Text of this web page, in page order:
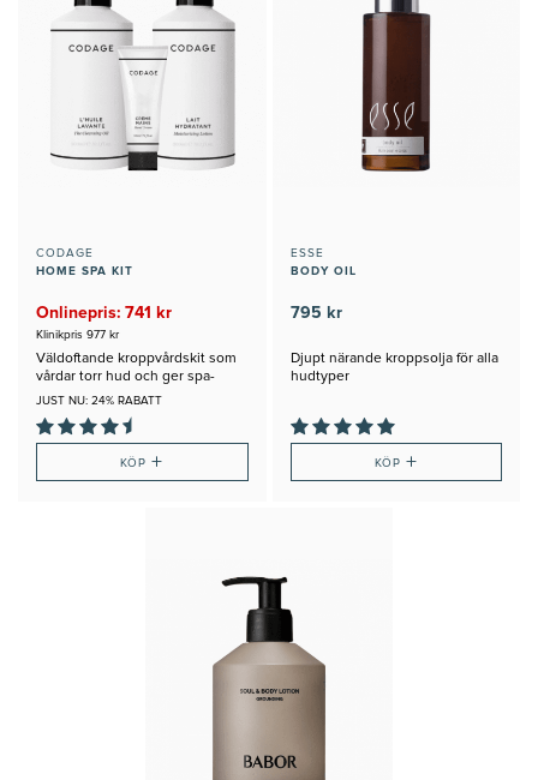
CODAGE
HOME SPA KIT
Onlinepris: 741 kr
Klinikpris 977 kr
Väldoftande kroppvårdskit som
vårdar torr hud och ger spa-
känsla
JUST NU: 24% RABATT
KÖP+
ESSE
BODY OIL
795 kr
Djupt närande kroppsolja för alla
hudtyper
KÖP +